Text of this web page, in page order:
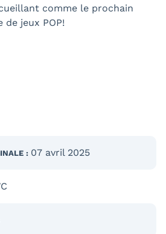
comme le prochain
jeux POP!
: 07 avril 2025